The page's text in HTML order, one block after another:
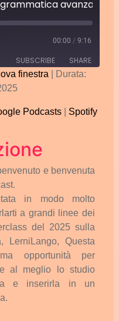
00:00 / 9:16
SUBSCRIBE SHARE
Google Podcasts
finestra
Durata:
Podcasts Spotify
e benvenuta
in modo
molto
a grandi linee dei
del 2025 sulla
LerniLango,
Questa
opportunità
per
al meglio lo studio
e inserirla in
un